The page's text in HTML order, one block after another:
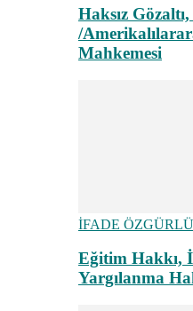
Haksız
/
Mahkemesi
İFADE
Eğitim Hakkı,
Yargılanma